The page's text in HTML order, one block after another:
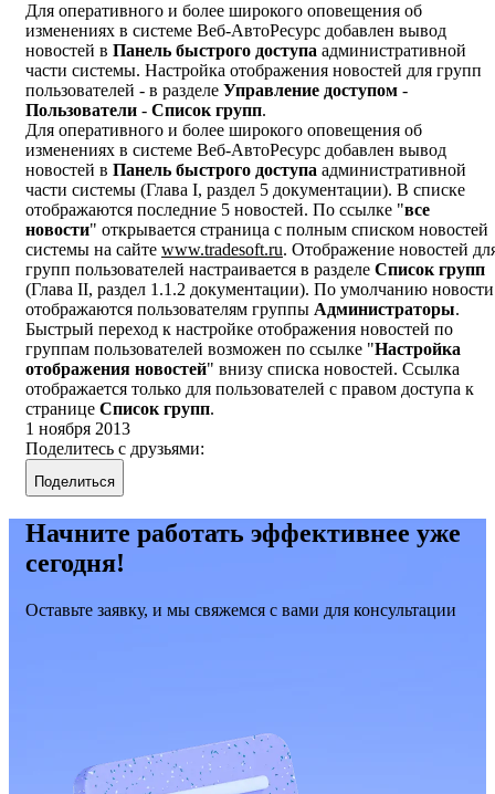
Для оперативного и более широкого оповещения об
изменениях в системе Веб-АвтоРесурс добавлен вывод
новостей в Панель быстрого доступа административной
части системы. Настройка отображения новостей для групп
пользователей - в разделе Управление доступом -
Пользователи - Список групп.
Для оперативного и более широкого оповещения об
изменениях в системе Веб-АвтоРесурс добавлен вывод
новостей в Панель быстрого доступа административной
части системы (Глава I, раздел 5 документации). В списке
отображаются последние 5 новостей. По ссылке "все
новости" открывается страница с полным списком новостей
системы на сайте www.tradesoft.ru. Отображение новостей
групп пользователей настраивается в разделе Список групп
(Глава II, раздел 1.1.2 документации). По умолчанию новости
отображаются пользователям группы Администраторы.
Быстрый переход к настройке отображения новостей по
группам пользователей возможен по ссылке "Настройка
отображения новостей" внизу списка новостей. Ссылка
отображается только для пользователей с правом доступа к
странице Список групп.
1 ноября 2013
Поделитесь с друзьями:
Поделиться
Начните работать эффективнее уже
сегодня!
Оставьте заявку, и мы свяжемся с вами для консультации